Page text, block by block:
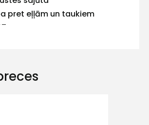
pret eļļām un taukiem